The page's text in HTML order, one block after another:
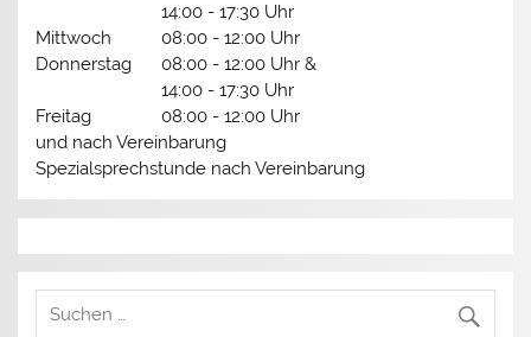
14:00 - 17:30 Uhr
Mittwoch
08:00 - 12:00 Uhr
Donnerstag
08:00 - 12:00 Uhr &
14:00 - 17:30 Uhr
Freitag
08:00 - 12:00 Uhr
und nach Vereinbarung
Spezialsprechstunde nach Vereinbarung